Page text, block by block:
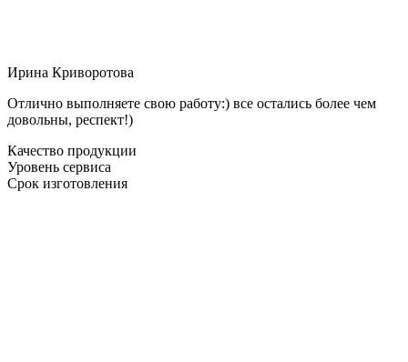
Ирина Криворотова
Отлично выполняете свою работу:) все остались более чем
довольны, респект!)
Качество продукции
Уровень сервиса
Срок изготовления